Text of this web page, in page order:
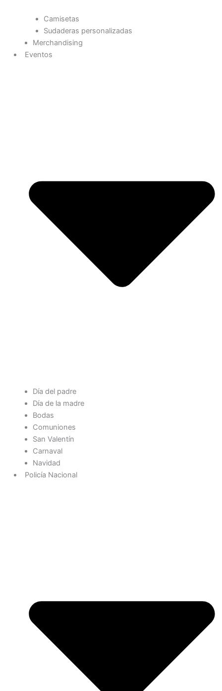
Camisetas
Sudaderas personalizadas
Merchandising
Eventos
Día del padre
Día de la madre
Bodas
Comuniones
San Valentín
Carnaval
Navidad
Policía Nacional